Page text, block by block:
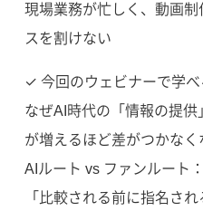
現場業務が忙しく、動画
スを割けない
✓ 今回のウェビナーで学べ
なぜAI時代の「情報の提
が増えるほど差がつかなく
AIルート vs ファンルート
「比較される前に指名さ